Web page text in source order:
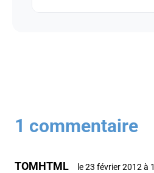
1 commentaire
TOMHTML le 23 février 2012 à